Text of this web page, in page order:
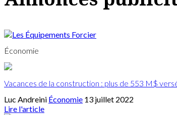
Économie
Vacances de la construction : plus de 553 M$
Luc Andreini Économie 13 juillet 2022
Lire l'article